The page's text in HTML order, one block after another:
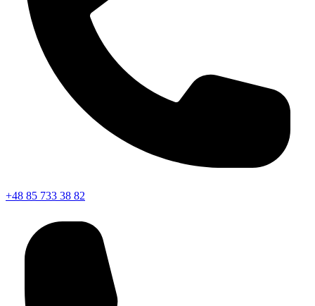
+48 85 733 38 82